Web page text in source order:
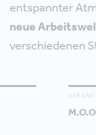
entspannter
neue
verschiedenen